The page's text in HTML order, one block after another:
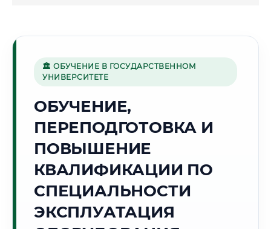
🌸
Г. ЧИМКЕНТ
Точное местное время:
21:33:49
Воскресенье, 9 Августа
2026 г.
🌅 Восход: --:--
🏛 ОБУЧЕНИЕ В ГОСУДАРСТВЕННОМ
УНИВЕРСИТЕТЕ
ОБУЧЕНИЕ,
ПЕРЕПОДГОТОВКА И
ПОВЫШЕНИЕ
КВАЛИФИКАЦИИ ПО
СПЕЦИАЛЬНОСТИ
ЭКСПЛУАТАЦИЯ